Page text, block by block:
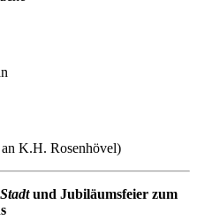
K.H. Rosenhövel)
und Jubiläumsfeier zum